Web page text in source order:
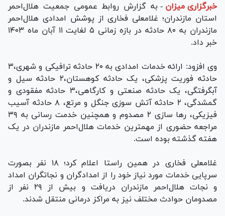
خبرگزاری میزان - به گزارش روابط‌ عمومی جمعیت هلال‌احمر
استان مازندران؛ غلامعلی فخاری از پوشش امدادی هلال‌احمر
مازندران به ۸۰ حادثه در بازه زمانی ۵ لغایت ۱۱ آبان ماه ۱۴۰۳
خبر داد.
وی افزود: ارائه خدمات امدادی به ۲۰ حادثه ترافیکی و شهری،۳
حادثه فوریت پزشکی، یک حادثه کوهستان،۲ حادثه سیل و
آبگرفتگی، یک حادثه صنعتی و کارگاهی،۳ حادثه مفقودی و
گمشدگی، ۲ حادثه آتش سوزی جنگل و مرتع، ۸ حادثه آسیب
فیزیکی، رها سازی ۲ مصدوم و همچنین خدمت رسانی به ۳۹
مراجعه حضوری از مهمترین خدمات هلال‌احمر مازندران در یک
هفته گذشته بوده است.
غلامعلی فخاری در همین راستا اعلام کرد؛ ۱۸ نفر بصورت
سرپایی خدمات مورد نیاز خود را از امدادگران و نجاتگران امداد
و نجات هلال‌احمر مازندران دریافت و بیش از ۲۹ نفر از
مصدومان حوادث مختلف نیز به مراکز درمانی منتقل شدند.